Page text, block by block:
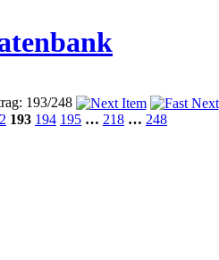
193/248
193 194 195 … 218 … 248